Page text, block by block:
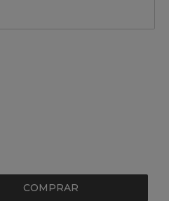
COMPRAR